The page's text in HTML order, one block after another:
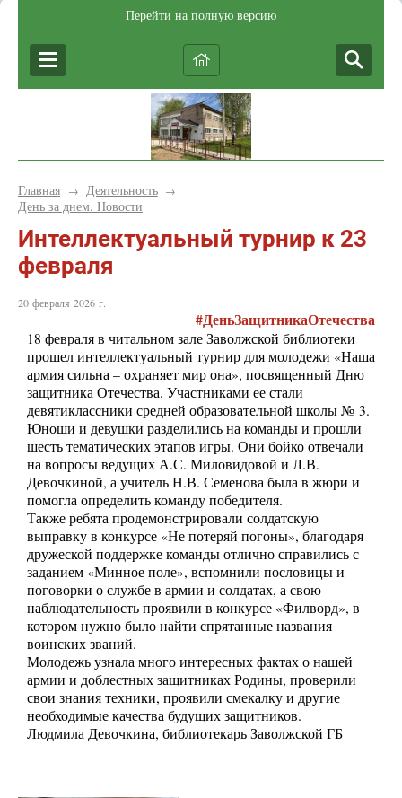
Перейти на полную версию
Главная → Деятельность →
День за днем. Новости
Интеллектуальный турнир к 23
февраля
20 февраля 2026 г.
#ДеньЗащитникаОтечества
18 февраля в читальном зале Заволжской библиотеки
прошел интеллектуальный турнир для молодежи «Наша
армия сильна – охраняет мир она», посвященный Дню
защитника Отечества. Участниками ее стали
девятиклассники средней образовательной школы № 3.
Юноши и девушки разделились на команды и прошли
шесть тематических этапов игры. Они бойко отвечали
на вопросы ведущих А.С. Миловидовой и Л.В.
Девочкиной, а учитель Н.В. Семенова была в жюри и
помогла определить команду победителя.
Также ребята продемонстрировали солдатскую
выправку в конкурсе «Не потеряй погоны», благодаря
дружеской поддержке команды отлично справились с
заданием «Минное поле», вспомнили пословицы и
поговорки о службе в армии и солдатах, а свою
наблюдательность проявили в конкурсе «Филворд», в
котором нужно было найти спрятанные названия
воинских званий.
Молодежь узнала много интересных фактах о нашей
армии и доблестных защитниках Родины, проверили
свои знания техники, проявили смекалку и другие
необходимые качества будущих защитников.
Людмила Девочкина, библиотекарь Заволжской ГБ